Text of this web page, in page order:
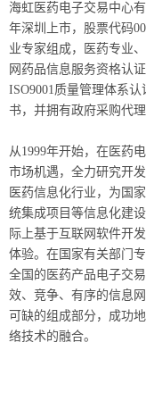
海虹医药电子交易中心
年深圳上市，股票代码
业专家组成，医药专业
网药品信息服务资格认
ISO9001质量管理体系
书，并拥有政府采购代理
从1999年开始，在医药
市场机遇，全力研究开
医药信息化行业，为国
统集成项目等信息化建
际上基于互联网软件开
体验。在国家有关部门
全国的医药产品电子交
效、竞争、有序的信息
可缺的组成部分，成功
络技术的融合。